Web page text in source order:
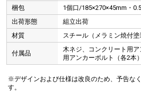
梱包
1個口/185×270×45mm・
出荷形態
組立出荷
材質
スチール（メラミン焼
付属品
木ネジ、コンクリート用
用アンカーボルト（各2本）
※デザインおよび仕様は改良のため、予告な
す。